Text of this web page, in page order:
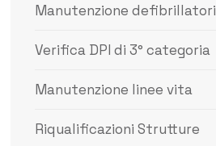
Manutenzione defibrillatori
Verifica DPI di 3° categoria
Manutenzione linee vita
Riqualificazioni Strutture